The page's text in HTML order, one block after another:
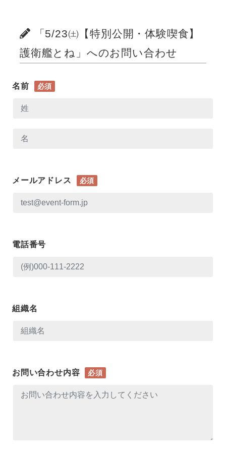
「5/23㈯【特別公開・体験喫食】
護衛艦とね」へのお問い合わせ
名前 必須
メールアドレス 必須
電話番号
組織名
お問い合わせ内容 必須